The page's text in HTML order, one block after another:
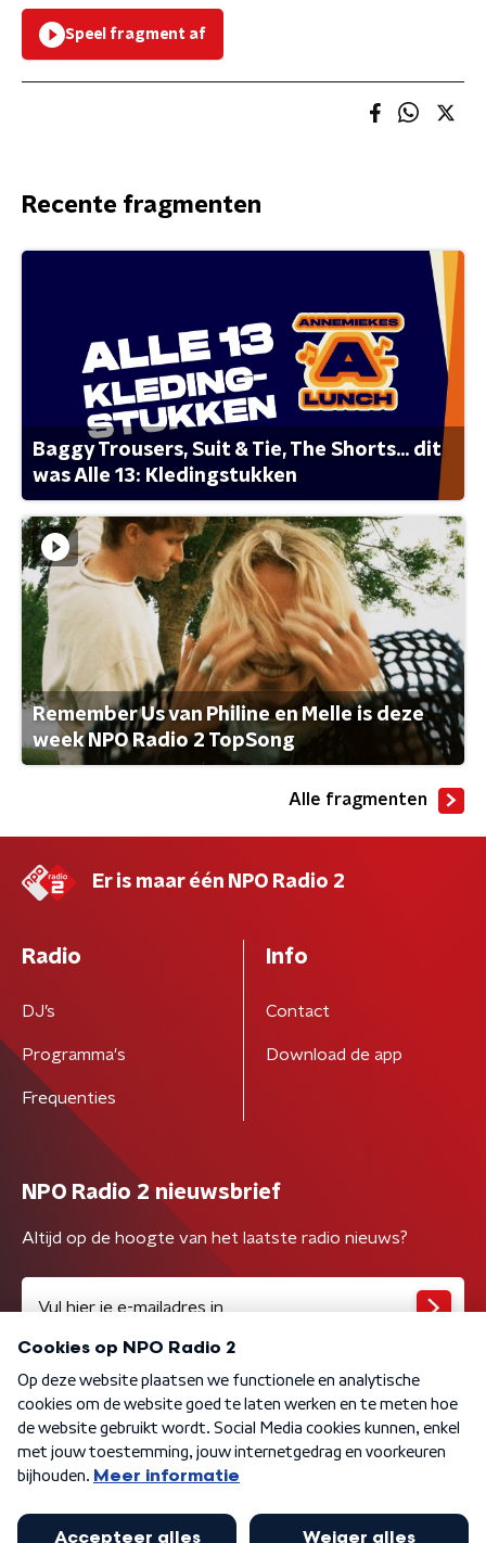
Speel fragment af
Recente fragmenten
Baggy Trousers, Suit & Tie, The Shorts... dit
was Alle 13: Kledingstukken
Remember Us van Philine en Melle is deze
week NPO Radio 2 TopSong
Alle fragmenten
Er is maar één NPO Radio 2
Radio
DJ’s
Programma's
Frequenties
Info
Contact
Download de app
NPO Radio 2 nieuwsbrief
Altijd op de hoogte van het laatste radio nieuws?
Algemene voorwaarden